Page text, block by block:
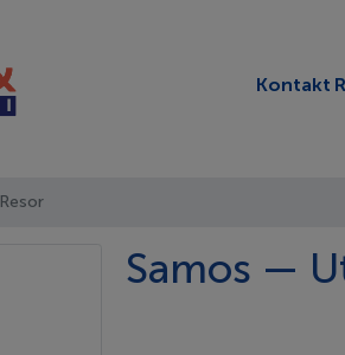
Kontakt
Resor
Samos —